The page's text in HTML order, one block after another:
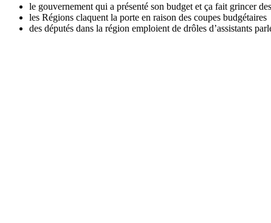
le gouvernement qui a présenté son budget et ça fait grincer
les Régions claquent la porte en raison des coupes budgétaires
des députés dans la région emploient de drôles d’assistants